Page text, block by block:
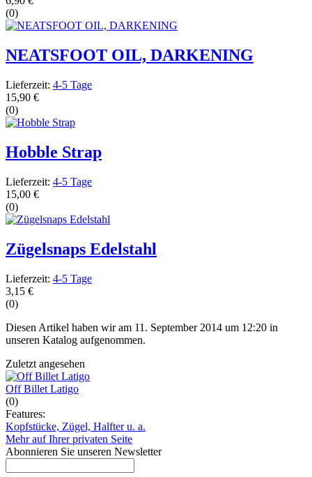
(0)
NEATSFOOT OIL, DARKENING
Lieferzeit: 4-5 Tage
15,90 €
(0)
Hobble Strap
Lieferzeit: 4-5 Tage
15,00 €
(0)
Zügelsnaps Edelstahl
Lieferzeit: 4-5 Tage
3,15 €
(0)
Diesen Artikel haben wir am 11. September 2014 um 12:20 in
unseren Katalog aufgenommen.
Zuletzt angesehen
Off Billet Latigo
(0)
Features:
Kopfstücke, Zügel, Halfter u. a.
Mehr auf Ihrer privaten Seite
Abonnieren Sie unseren Newsletter